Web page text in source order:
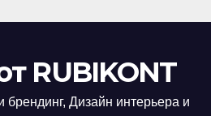
RUBIKONT
брендинг, Дизайн интерьера и